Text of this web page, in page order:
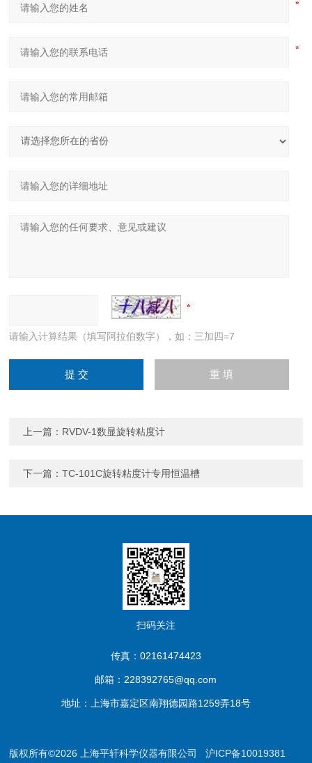
请输入计算结果（填写阿拉伯数字），如：三加四=7
上一篇： RVDV-1数显旋转粘度计
下一篇：TC-101C旋转粘度计专用恒温槽
扫码关注
传真：02161474423
邮箱：228392765@qq.com
地址：上海市嘉定区南翔德园路1259弄18号
版权所有©2026 上海平轩科学仪器有限公司沪ICP备10019381